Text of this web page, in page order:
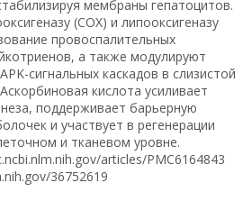
мембраны гепатоцитов.
(COX) и липооксигеназу
провоспалительных
а также модулируют
сигнальных каскадов в слизистой
кислота усиливает
поддерживает барьерную
и участвует в регенерации
и тканевом уровне.
articles/PMC6164843
36752619